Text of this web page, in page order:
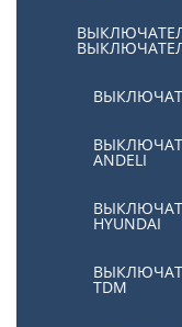
ANDELI
HYUNDAI
TDM